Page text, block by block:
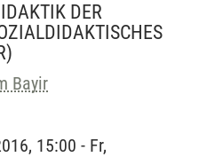
DER
Bayir
15:00 - Fr,